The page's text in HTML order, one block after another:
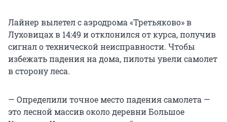
Лайнер вылетел с аэродрома «Третьяково» в
Луховицах в 14:49 и отклонился от курса, получив
сигнал о технической неисправности. Чтобы
избежать падения на дома, пилоты увели самолет
в сторону леса.
— Определили точное место падения самолета —
это лесной массив около деревни Большое